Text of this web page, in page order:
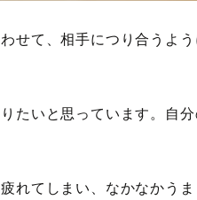
せて、相手につり合うよ
たいと思っています。自
れてしまい、なかなかうま